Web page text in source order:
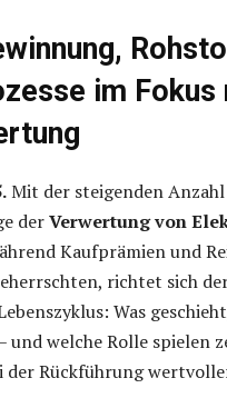
im Fokus
Mit der steigenden
derVerwertung von
Kaufprämien und
richtet sich
Was
und welche Rolle spielen
der Rückführung